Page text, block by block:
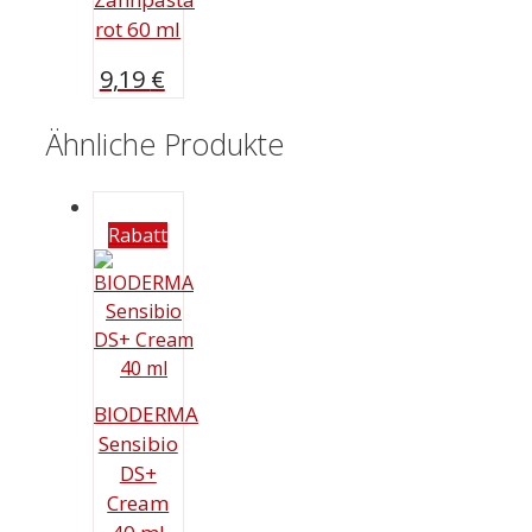
rot 60 ml
9,19 €
Ähnliche Produkte
Rabatt
BIODERMA
Sensibio
DS+
Cream